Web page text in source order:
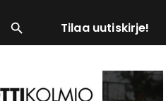
Tilaa uutiskirje!